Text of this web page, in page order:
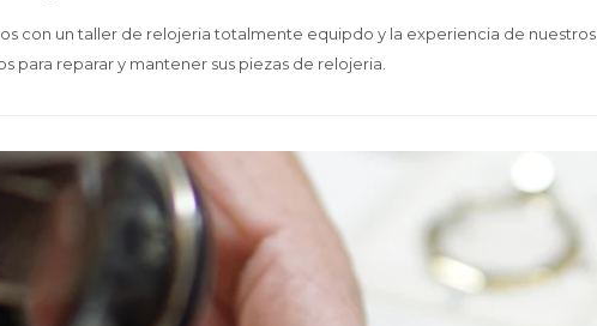
con un taller de relojeria totalmente equipdo y la experiencia de nuestros
para reparar y mantener sus piezas de relojeria.